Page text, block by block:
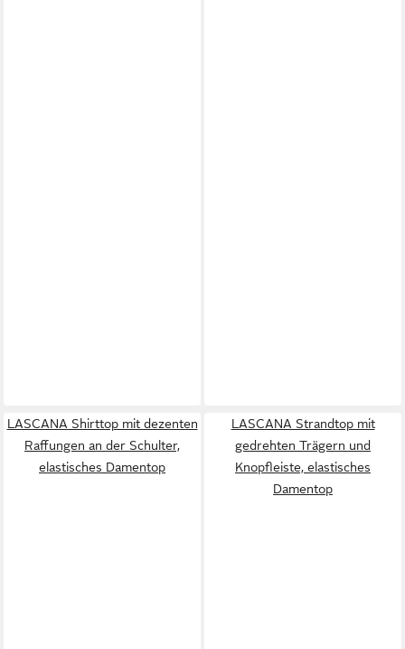
LASCANA Shirttop mit dezenten
Raffungen an der Schulter,
elastisches Damentop
LASCANA Strandtop mit
gedrehten Trägern und
Knopfleiste, elastisches
Damentop